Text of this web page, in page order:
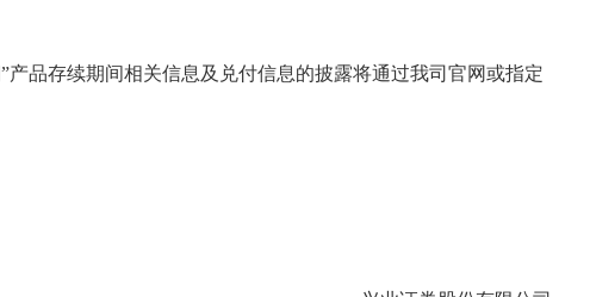
”产品存续期间相关信息及兑付信息的披露将通过我司官网或指定